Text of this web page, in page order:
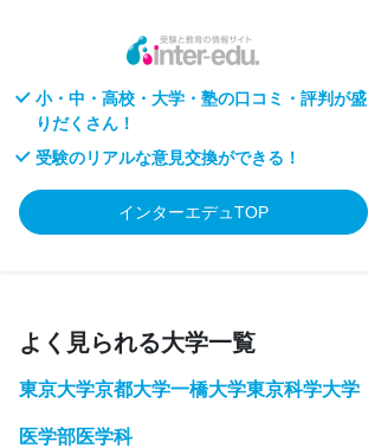
小・中・高校・大学・塾の口コミ・評判が盛
りだくさん！
受験のリアルな意見交換ができる！
インターエデュTOP
よく見られる大学一覧
東京大学京都大学一橋大学東京科学大学
医学部医学科